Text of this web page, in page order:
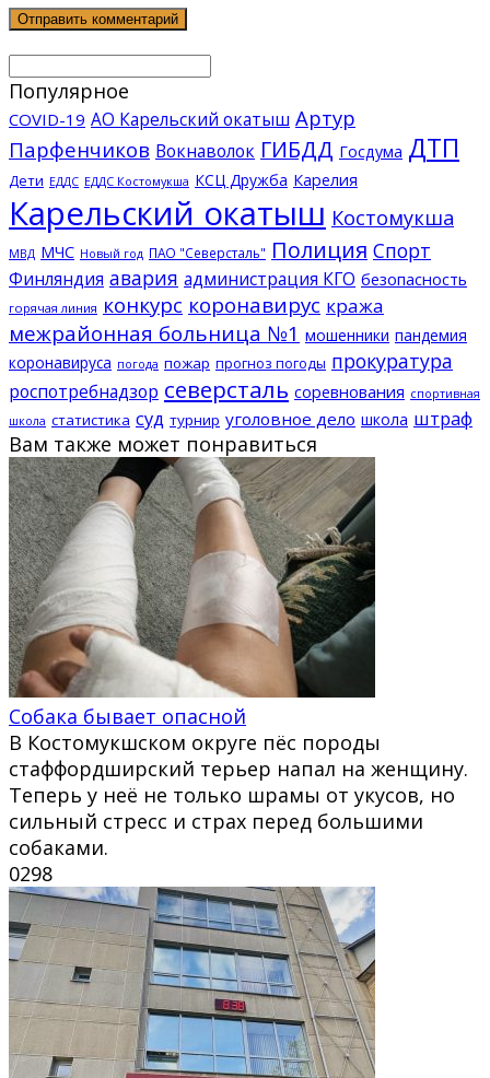
Популярное
COVID-19 АО Карельский окатыш Артур
Парфенчиков Вокнаволок ГИБДД Госдума ДТП
Дети ЕДДС ЕДДС Костомукша КСЦ Дружба Карелия
Карельский окатыш Костомукша
МВД МЧС Новый год ПАО "Северсталь" Полиция Спорт
Финляндия авария администрация КГО безопасность
горячая линия конкурс коронавирус кража
межрайонная больница №1 мошенники пандемия
коронавируса погода пожар прогноз погоды прокуратура
роспотребнадзор северсталь соревнования спортивная
школа статистика суд турнир уголовное дело школа штраф
Вам также может понравиться
Собака бывает опасной
В Костомукшском округе пёс породы
стаффордширский терьер напал на женщину.
Теперь у неё не только шрамы от укусов, но
сильный стресс и страх перед большими
собаками.
0298